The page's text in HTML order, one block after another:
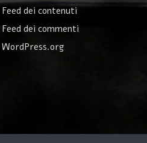
Feed dei contenuti
Feed dei commenti
WordPress.org